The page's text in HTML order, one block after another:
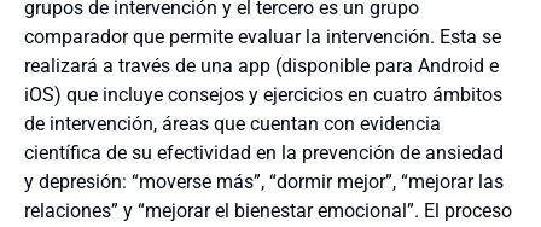
grupos de intervención y el tercero es un grupo
comparador que permite evaluar la intervención. Esta se
realizará a través de una app (disponible para Android e
iOS) que incluye consejos y ejercicios en cuatro ámbitos
de intervención, áreas que cuentan con evidencia
científica de su efectividad en la prevención de ansiedad
y depresión: “moverse más”, “dormir mejor”, “mejorar las
relaciones” y “mejorar el bienestar emocional”. El proceso